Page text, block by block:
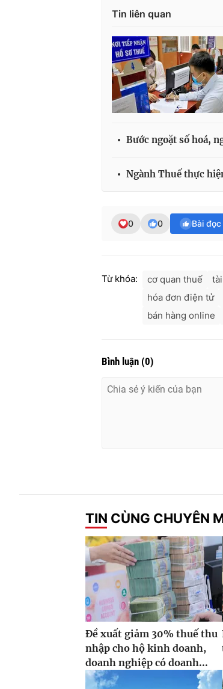
Tin liên quan
Bước ngoặt số hoá,
Ngành Thuế thực
0 0 Bài
Từ khóa: cơ quan thuế
hóa đơn điện tử
bán hàng online
Bình luận (0)
TIN CÙNG CHUYÊN
Đề xuất giảm 30% thuế thu
nhập cho hộ kinh doanh,
doanh nghiệp có doanh...